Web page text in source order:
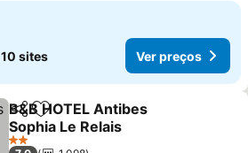
10 sites Ver preços
PartilharAdicionar aos favoritos
B&B HOTEL Antibes
Sophia Le Relais
2 Estrelas